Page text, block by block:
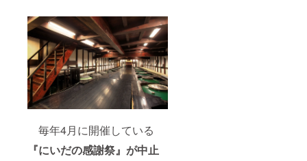
毎年4月に開催している
『にいだの感謝祭』が中止